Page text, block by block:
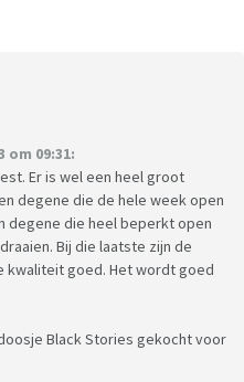
om 09:31:
Er is wel een heel groot
degene die de hele week open
degene die heel beperkt open
Bij die laatste zijn de
kwaliteit goed. Het wordt goed
Black Stories gekocht voor